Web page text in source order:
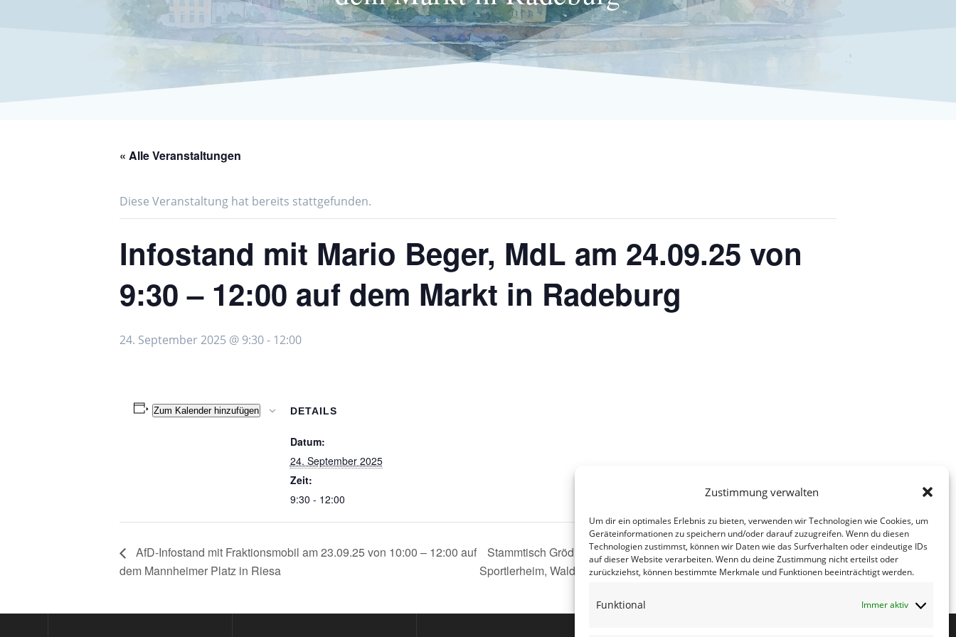
Zustimmung verwalten
Um dir ein optimales Erlebnis zu bieten, verwenden wir Technologien wie Cookies, um
Geräteinformationen zu speichern und/oder darauf zuzugreifen. Wenn du diesen
Technologien zustimmst, können wir Daten wie das Surfverhalten oder eindeutige IDs
auf dieser Website verarbeiten. Wenn du deine Zustimmung nicht erteilst oder
zurückziehst, können bestimmte Merkmale und Funktionen beeinträchtigt werden.
Funktional Immer aktiv
« Alle Veranstaltungen
Diese Veranstaltung hat bereits stattgefunden.
Infostand mit Mario Beger, MdL am 24.09.25 von
9:30 – 12:00 auf dem Markt in Radeburg
24. September 2025 @ 9:30- 12:00
Zum Kalender hinzufügen DETAILS
Datum:
24. September 2025
Zeit:
9:30 - 12:00
AfD-Infostand mit Fraktionsmobil am 23.09.25 von 10:00 – 12:00 auf
dem Mannheimer Platz in Riesa
Stammtisch Gröditz am 24.09.25 ab 19:00 in der Gaststätte
Sportlerheim, Waldweg 3, 01609 Gröditz